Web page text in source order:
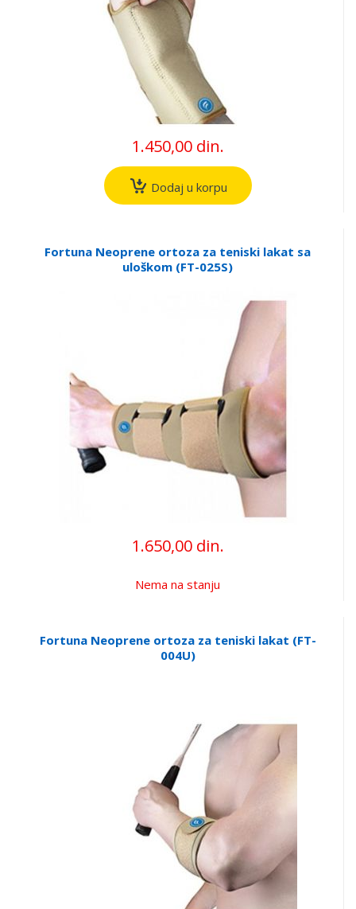
1.450,00 din.
Dodaj u korpu
Fortuna Neoprene ortoza za teniski lakat sa
uloškom (FT-025S)
1.650,00 din.
Nema na stanju
Fortuna Neoprene ortoza za teniski lakat (FT-
004U)